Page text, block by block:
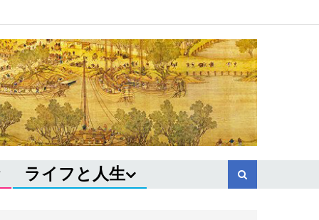
ライフと人生